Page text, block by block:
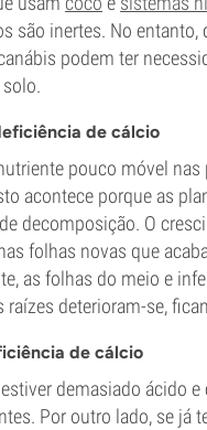
são inertes. No
podem ter
de cálcio
pouco móvel
acontece porque as
decomposição. O
folhas novas que
as folhas do meio e
raízes deterioram-se,
de cálcio
demasiado ácido
Por outro lado, se já